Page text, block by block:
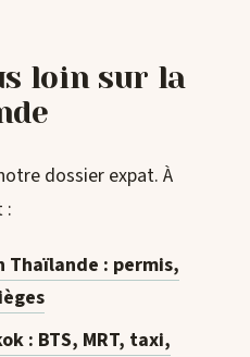
loin sur la
dossier expat. À
:
Thaïlande : permis,
: BTS, MRT, taxi,